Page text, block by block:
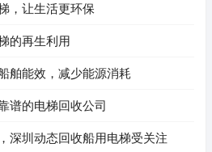
，让生活更环保
的再生利用
舶能效，减少能源消耗
谱的电梯回收公司
深圳动态回收船用电梯受关注